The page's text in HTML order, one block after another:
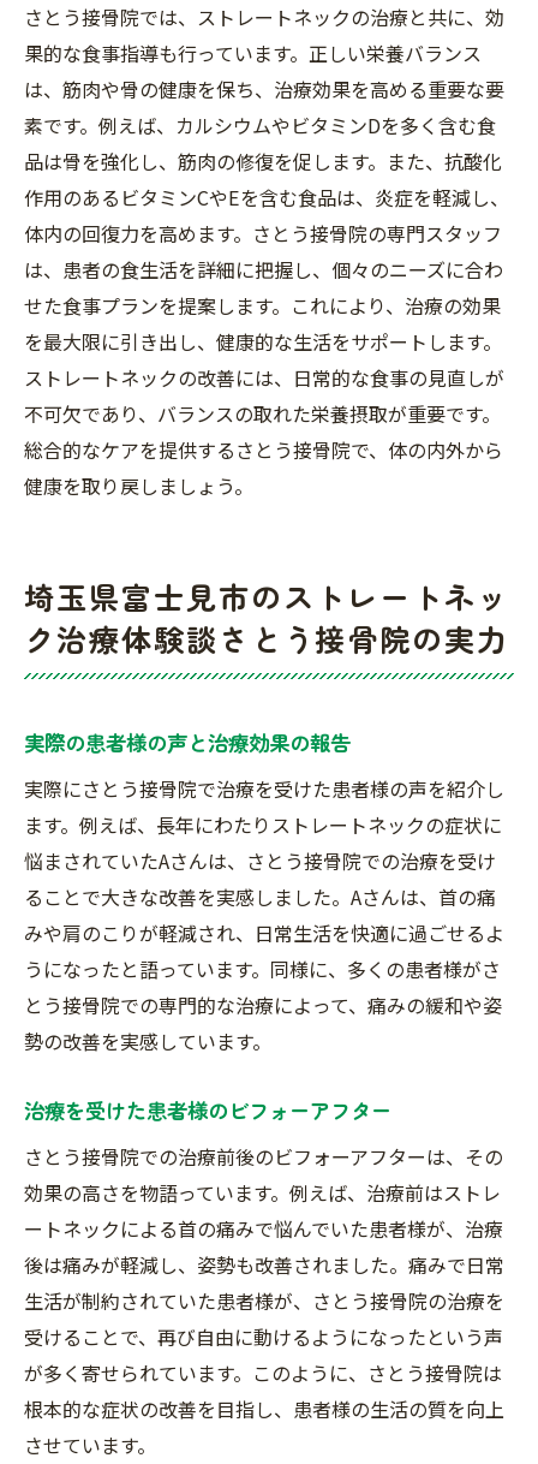
さとう接骨院では、ストレートネックの治療と共に、効
果的な食事指導も行っています。正しい栄養バランス
は、筋肉や骨の健康を保ち、治療効果を高める重要な要
素です。例えば、カルシウムやビタミンDを多く含む食
品は骨を強化し、筋肉の修復を促します。また、抗酸化
作用のあるビタミンCやEを含む食品は、炎症を軽減し、
体内の回復力を高めます。さとう接骨院の専門スタッフ
は、患者の食生活を詳細に把握し、個々のニーズに合わ
せた食事プランを提案します。これにより、治療の効果
を最大限に引き出し、健康的な生活をサポートします。
ストレートネックの改善には、日常的な食事の見直しが
不可欠であり、バランスの取れた栄養摂取が重要です。
総合的なケアを提供するさとう接骨院で、体の内外から
健康を取り戻しましょう。
埼玉県富士見市のストレートネッ
ク治療体験談さとう接骨院の実力
実際の患者様の声と治療効果の報告
実際にさとう接骨院で治療を受けた患者様の声を紹介し
ます。例えば、長年にわたりストレートネックの症状に
悩まされていたAさんは、さとう接骨院での治療を受け
ることで大きな改善を実感しました。Aさんは、首の痛
みや肩のこりが軽減され、日常生活を快適に過ごせるよ
うになったと語っています。同様に、多くの患者様がさ
とう接骨院での専門的な治療によって、痛みの緩和や姿
勢の改善を実感しています。
治療を受けた患者様のビフォーアフター
さとう接骨院での治療前後のビフォーアフターは、その
効果の高さを物語っています。例えば、治療前はストレ
ートネックによる首の痛みで悩んでいた患者様が、治療
後は痛みが軽減し、姿勢も改善されました。痛みで日常
生活が制約されていた患者様が、さとう接骨院の治療を
受けることで、再び自由に動けるようになったという声
が多く寄せられています。このように、さとう接骨院は
根本的な症状の改善を目指し、患者様の生活の質を向上
させています。